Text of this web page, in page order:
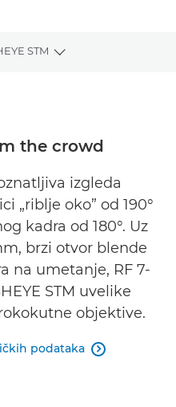
STM
Toggle breadcrumbs
the crowd
izgleda
„riblje oko” od 190°
kadra od 180°. Uz
brzi otvor blende
na umetanje, RF 7-
STM uvelike
objektive.
podataka 